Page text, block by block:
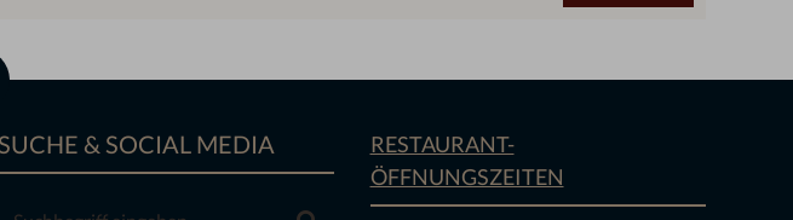
SUCHE & SOCIAL MEDIA
Suchbegriff
RESTAURANT-
ÖFFNUNGSZEITEN